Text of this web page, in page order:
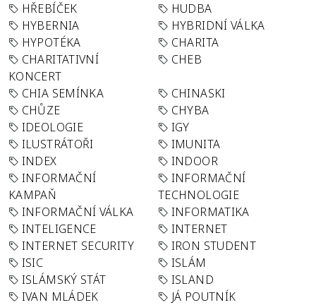
HŘEBÍČEK
HUDBA
HYBERNIA
HYBRIDNÍ VÁLKA
HYPOTÉKA
CHARITA
CHARITATIVNÍ
KONCERT
CHEB
CHIA SEMÍNKA
CHINASKI
CHŮZE
CHYBA
IDEOLOGIE
IGY
ILUSTRÁTOŘI
IMUNITA
INDEX
INDOOR
INFORMAČNÍ
KAMPAŇ
INFORMAČNÍ
TECHNOLOGIE
INFORMAČNÍ VÁLKA
INFORMATIKA
INTELIGENCE
INTERNET
INTERNET SECURITY
IRON STUDENT
ISIC
ISLÁM
ISLÁMSKÝ STÁT
ISLAND
IVAN MLÁDEK
JÁ POUTNÍK